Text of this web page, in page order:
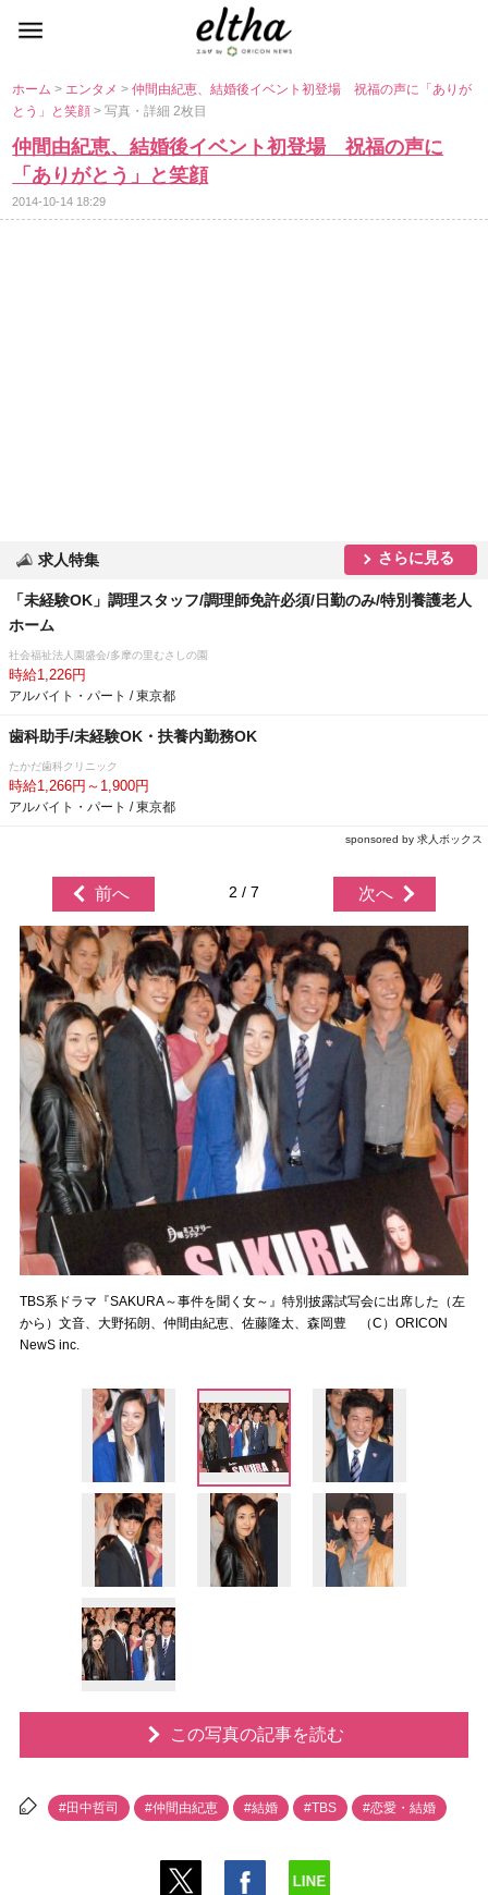
ホーム> エンタメ>仲間由紀恵、結婚後イベント初登場 祝福の声に「ありが
とう」と笑顔> 写真・詳細 2枚目
仲間由紀恵、結婚後イベント初登場 祝福の声に
「ありがとう」と笑顔
2014-10-14 18:29
求人特集 さらに見る
「未経験OK」調理スタッフ/調理師免許必須/日勤のみ/特別養護老人
ホーム
社会福祉法人園盛会/多摩の里むさしの園
時給1,226円
アルバイト・パート / 東京都
歯科助手/未経験OK・扶養内勤務OK
たかだ歯科クリニック
時給1,266円～1,900円
アルバイト・パート / 東京都
sponsored by 求人ボックス
前へ 2 / 7 次へ
TBS系ドラマ『SAKURA～事件を聞く女～』特別披露試写会に出席した（左
から）文音、大野拓朗、仲間由紀恵、佐藤隆太、森岡豊 （C）ORICON
NewS inc.
この写真の記事を読む
#田中哲司 #仲間由紀恵 #結婚 #TBS #恋愛・結婚